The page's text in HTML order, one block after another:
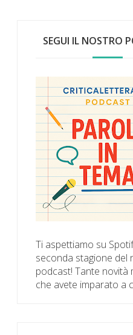
SEGUI IL NOSTRO
Ti aspettiamo su
seconda stagione del
podcast! Tante novità
che avete imparato a